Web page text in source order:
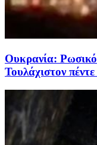
Ουκρανία:
Τουλάχιστον